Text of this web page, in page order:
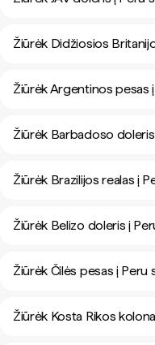
Žiūrėk Didžiosios
Žiūrėk Argentinos pesas
Žiūrėk Barbadoso
Žiūrėk Brazilijos realas į
Žiūrėk Belizo doleris į
Žiūrėk Čilės pesas į Peru
Žiūrėk Kosta Rikos